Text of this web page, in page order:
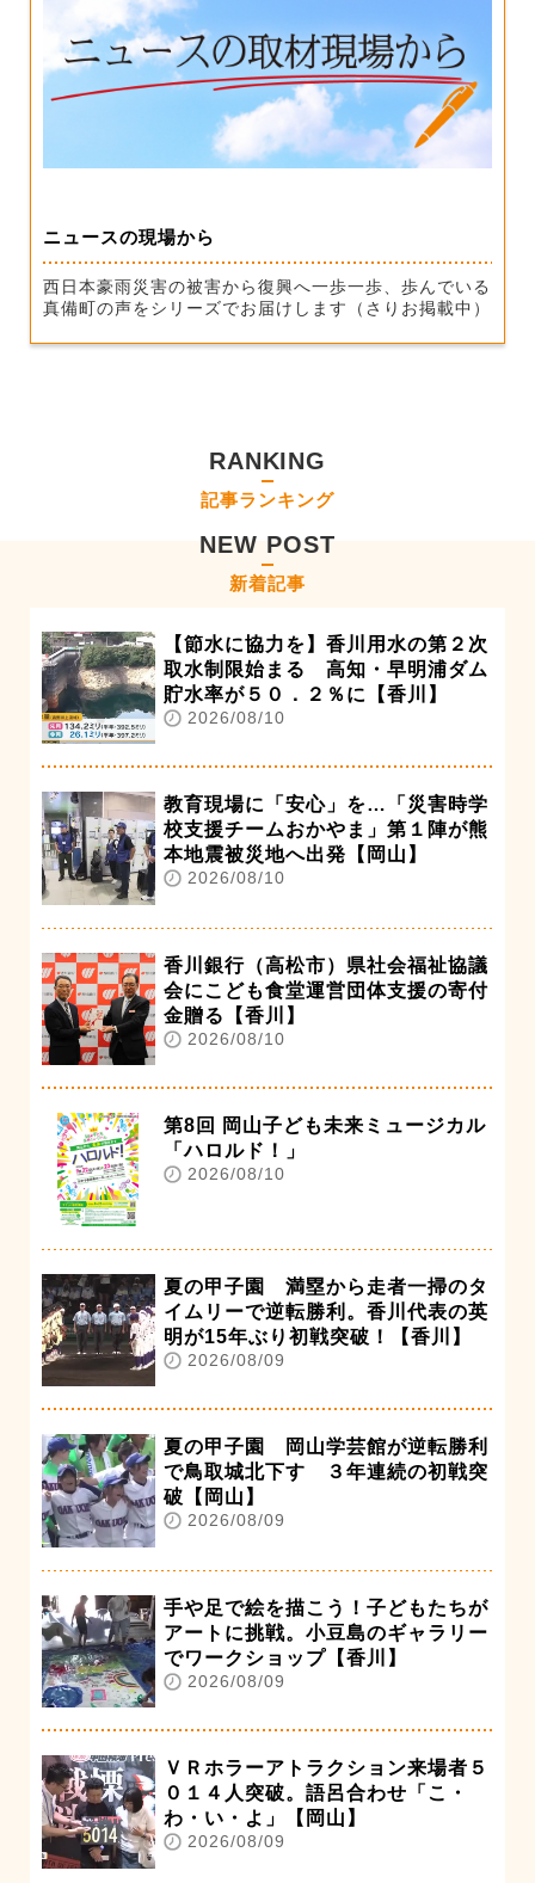
ニュースの現場から
西日本豪雨災害の被害から復興へ一歩一歩、歩んでいる
真備町の声をシリーズでお届けします（さりお掲載中）
RANKING
記事ランキング
NEW POST
新着記事
【節水に協力を】香川用水の第２次
取水制限始まる 高知・早明浦ダム
貯水率が５０．２％に【香川】
2026/08/10
教育現場に「安心」を…「災害時学
校支援チームおかやま」第１陣が熊
本地震被災地へ出発【岡山】
2026/08/10
香川銀行（高松市）県社会福祉協議
会にこども食堂運営団体支援の寄付
金贈る【香川】
2026/08/10
第8回 岡山子ども未来ミュージカル
「ハロルド！」
2026/08/10
夏の甲子園 満塁から走者一掃のタ
イムリーで逆転勝利。香川代表の英
明が15年ぶり初戦突破！【香川】
2026/08/09
夏の甲子園 岡山学芸館が逆転勝利
で鳥取城北下す ３年連続の初戦突
破【岡山】
2026/08/09
手や足で絵を描こう！子どもたちが
アートに挑戦。小豆島のギャラリー
でワークショップ【香川】
2026/08/09
ＶＲホラーアトラクション来場者５
０１４人突破。語呂合わせ「こ・
わ・い・よ」【岡山】
2026/08/09